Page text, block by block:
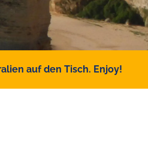
auf den Tisch. Enjoy!